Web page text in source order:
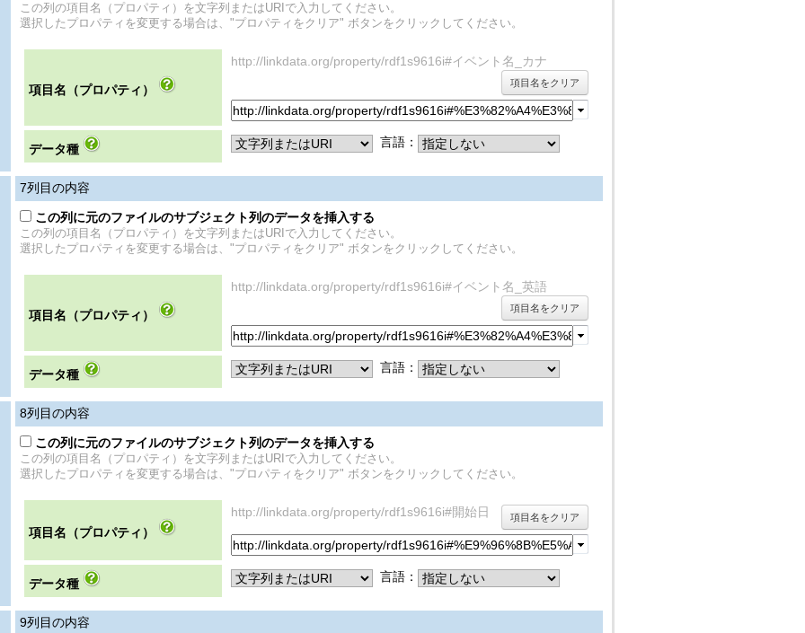
この列の項目名（プロパティ）を文字列またはURIで入力してください。
選択したプロパティを変更する場合は、"プロパティをクリア" ボタンをクリックしてください。
項目名（プロパティ）
http://linkdata.org/property/rdf1s9616i#イベント名_カナ
項目名をクリア
データ種 言語：
7列目の内容
この列に元のファイルのサブジェクト列のデータを挿入する
この列の項目名（プロパティ）を文字列またはURIで入力してください。
選択したプロパティを変更する場合は、"プロパティをクリア" ボタンをクリックしてください。
項目名（プロパティ）
http://linkdata.org/property/rdf1s9616i#イベント名_英語
項目名をクリア
データ種 言語：
8列目の内容
この列に元のファイルのサブジェクト列のデータを挿入する
この列の項目名（プロパティ）を文字列またはURIで入力してください。
選択したプロパティを変更する場合は、"プロパティをクリア" ボタンをクリックしてください。
項目名（プロパティ）
http://linkdata.org/property/rdf1s9616i#開始日 項目名をクリア
データ種 言語：
9列目の内容